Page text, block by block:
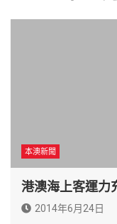
本澳新聞
港澳海上客運力
2014年6月24日